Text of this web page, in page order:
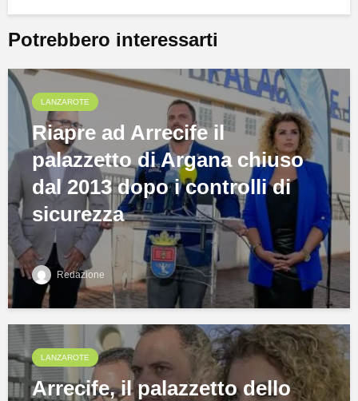
Potrebbero interessarti
LANZAROTE
Riapre ad Arrecife il
palazzetto di Argana chiuso
dal 2013 dopo i controlli di
sicurezza
Redazione
LANZAROTE
Arrecife, il palazzetto dello